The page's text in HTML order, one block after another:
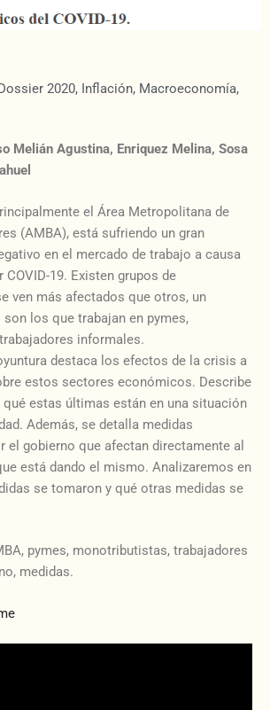
2020, Inflación, Macroeconomía,
Melián Agustina, Enriquez Melina, Sosa
el Área Metropolitana de
(AMBA), está sufriendo un gran
en el mercado de trabajo a causa
COVID-19. Existen grupos de
ven más afectados que otros, un
los que trabajan en pymes,
informales.
destaca los efectos de la crisis a
estos sectores económicos. Describe
qué estas últimas están en una situación
Además, se detalla medidas
el gobierno que afectan directamente al
está dando el mismo. Analizaremos en
se tomaron y qué otras medidas se
pymes, monotributistas, trabajadores
medidas.